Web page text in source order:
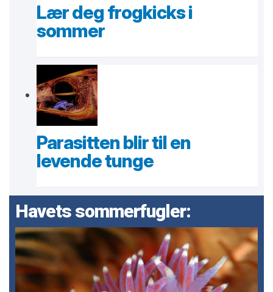
Lær deg frogkicks i
sommer
Parasitten blir til en
levende tunge
Havets sommerfugler: